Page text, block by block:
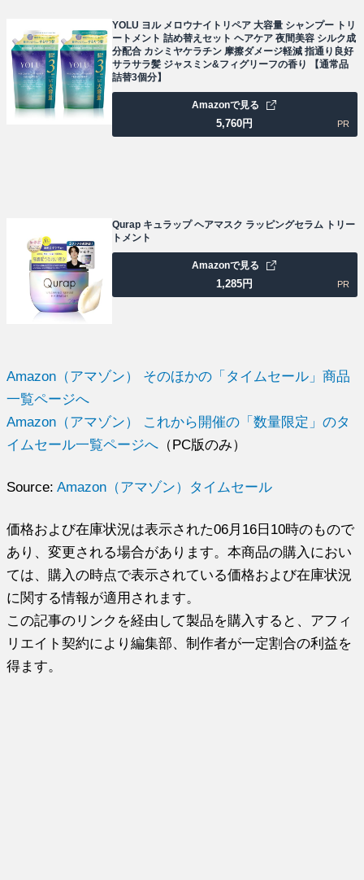
YOLU ヨル メロウナイトリペア 大容量 シャンプー トリ
ートメント 詰め替えセット ヘアケア 夜間美容 シルク成
分配合 カシミヤケラチン 摩擦ダメージ軽減 指通り良好
サラサラ髪 ジャスミン&フィグリーフの香り 【通常品
詰替3個分】
5,760円
Amazonで見る
PR
Qurap キュラップ ヘアマスク ラッピングセラム トリー
トメント
1,285円
Amazonで見る
PR
Amazon（アマゾン） そのほかの「タイムセール」商品
一覧ページへ
Amazon（アマゾン） これから開催の「数量限定」のタ
イムセール一覧ページへ （PC版のみ）
Source:Amazon（アマゾン）タイムセール
価格および在庫状況は表示された06月16日10時のもので
あり、変更される場合があります。本商品の購入におい
ては、購入の時点で表示されている価格および在庫状況
に関する情報が適用されます。
この記事のリンクを経由して製品を購入すると、アフィ
リエイト契約により編集部、制作者が一定割合の利益を
得ます。